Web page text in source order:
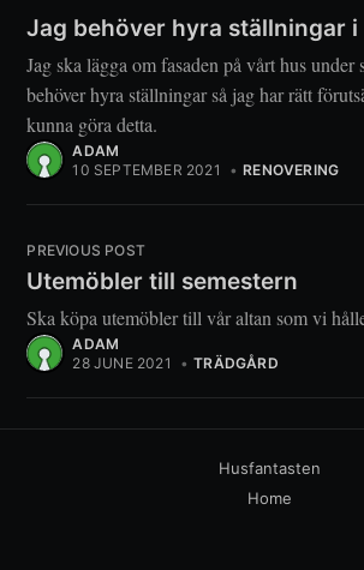
Jag behöver hyra ställningar i
Jag ska lägga om fasaden på vårt hus under
behöver hyra ställningar så jag har rätt
kunna göra detta.
ADAM
10 SEPTEMBER 2021
• RENOVERING
PREVIOUS POST
Utemöbler till semestern
Ska köpa utemöbler till vår altan som vi
ADAM
28 JUNE 2021
• TRÄDGÅRD
Husfantasten
Home